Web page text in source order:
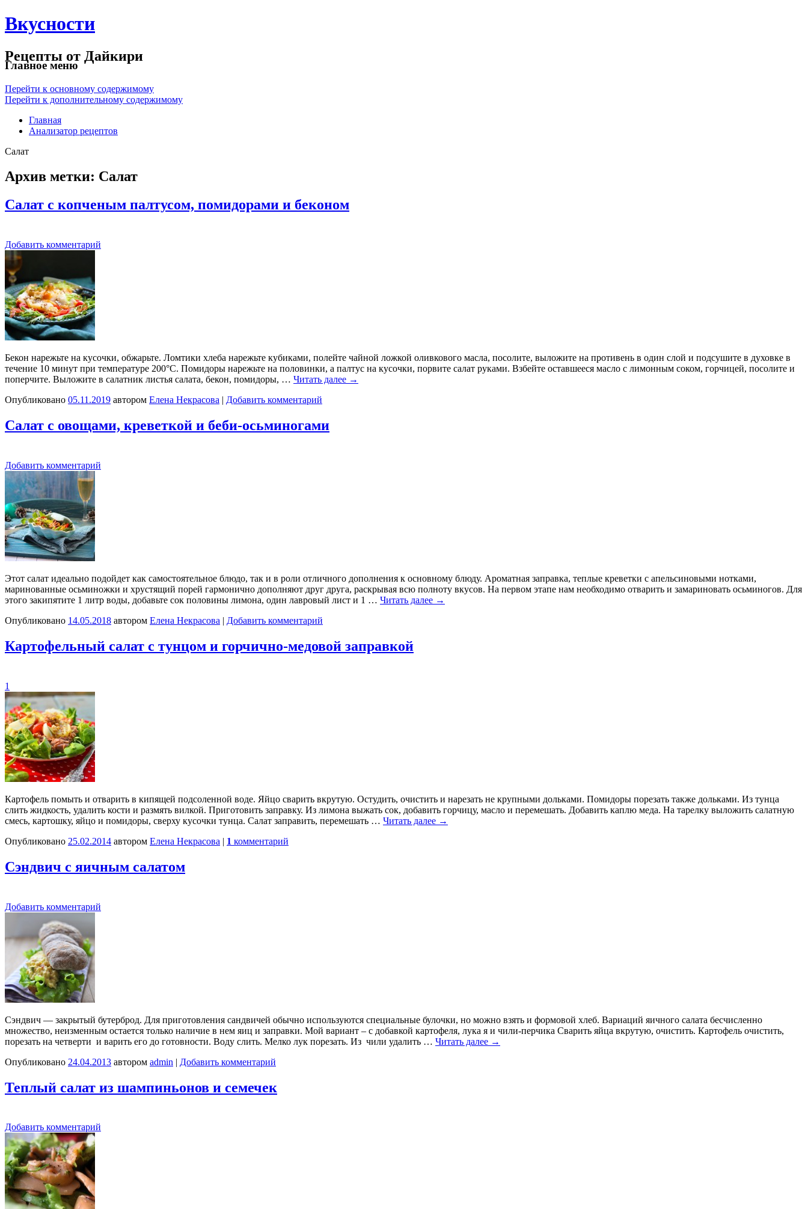
Вкусности
Рецепты от Дайкири
Главное меню
Перейти к основному содержимому
Перейти к дополнительному содержимому
Главная
Анализатор рецептов
Салат
Архив метки: Салат
Салат с копченым палтусом, помидорами и беконом
Добавить комментарий
Бекон нарежьте на кусочки, обжарьте. Ломтики хлеба нарежьте кубиками, полейте чайной ложкой оливкового масла, посолите, выложите на противень в один слой и подсушите в духовке в
течение 10 минут при температуре 200°C. Помидоры нарежьте на половинки, а палтус на кусочки, порвите салат руками. Взбейте оставшееся масло с лимонным соком, горчицей, посолите и
поперчите. Выложите в салатник листья салата, бекон, помидоры, … Читать далее →
Опубликовано 05.11.2019 автором Елена Некрасова | Добавить комментарий
Салат с овощами, креветкой и беби-осьминогами
Добавить комментарий
Этот салат идеально подойдет как самостоятельное блюдо, так и в роли отличного дополнения к основному блюду. Ароматная заправка, теплые креветки с апельсиновыми нотками,
маринованные осьминожки и хрустящий порей гармонично дополняют друг друга, раскрывая всю полноту вкусов. На первом этапе нам необходимо отварить и замариновать осьминогов. Для
этого закипятите 1 литр воды, добавьте сок половины лимона, один лавровый лист и 1 … Читать далее →
Опубликовано 14.05.2018 автором Елена Некрасова | Добавить комментарий
Картофельный салат с тунцом и горчично-медовой заправкой
1
Картофель помыть и отварить в кипящей подсоленной воде. Яйцо сварить вкрутую. Остудить, очистить и нарезать не крупными дольками. Помидоры порезать также дольками. Из тунца
слить жидкость, удалить кости и размять вилкой. Приготовить заправку. Из лимона выжать сок, добавить горчицу, масло и перемешать. Добавить каплю меда. На тарелку выложить салатную
смесь, картошку, яйцо и помидоры, сверху кусочки тунца. Салат заправить, перемешать … Читать далее →
Опубликовано 25.02.2014 автором Елена Некрасова | 1 комментарий
Сэндвич с яичным салатом
Добавить комментарий
Сэндвич — закрытый бутерброд. Для приготовления сандвичей обычно используются специальные булочки, но можно взять и формовой хлеб. Вариаций яичного салата бесчисленно
множество, неизменным остается только наличие в нем яиц и заправки. Мой вариант – с добавкой картофеля, лука я и чили-перчика Сварить яйца вкрутую, очистить. Картофель очистить,
порезать на четверти и варить его до готовности. Воду слить. Мелко лук порезать. Из чили удалить … Читать далее →
Опубликовано 24.04.2013 автором admin | Добавить комментарий
Теплый салат из шампиньонов и семечек
Добавить комментарий